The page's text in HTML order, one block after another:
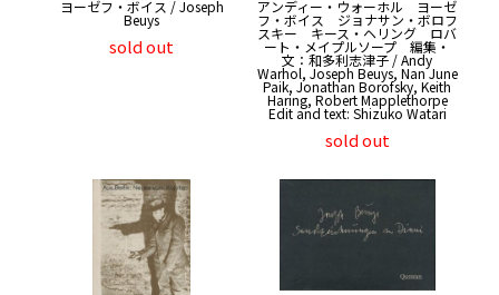
ヨーゼフ・ボイス / Joseph
Beuys
sold out
アンディー・ウォーホル ヨーゼ
フ・ボイス ジョナサン・ボロフ
スキー キース・ヘリング ロバ
ート・メイプルソープ 編集・
文：和多利志津子 / Andy
Warhol, Joseph Beuys, Nan June
Paik, Jonathan Borofsky, Keith
Haring, Robert Mapplethorpe
Edit and text: Shizuko Watari
sold out